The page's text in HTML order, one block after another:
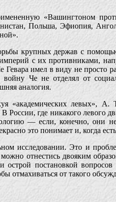
«Вашингтоном
Польша, Эфиопия,
крупных держав с
с их противниками,
имел в виду не просто
Че не отделял от
аналогия.
«академических левых», А.
России, где никакого левого
— если, конечно,
это понимает и, когда
исследовании. Это и
отнестись двояким
острой постановкой
отмахиваться от такого